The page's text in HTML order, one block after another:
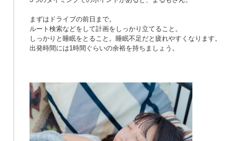
まずはドライブの前日まで。
ルート検索などをして計画をしっかり立てること。
しっかりと睡眠をとること。睡眠不足だと疲れやすくなります。
出発時間には1時間ぐらいの余裕を持ちましょう。